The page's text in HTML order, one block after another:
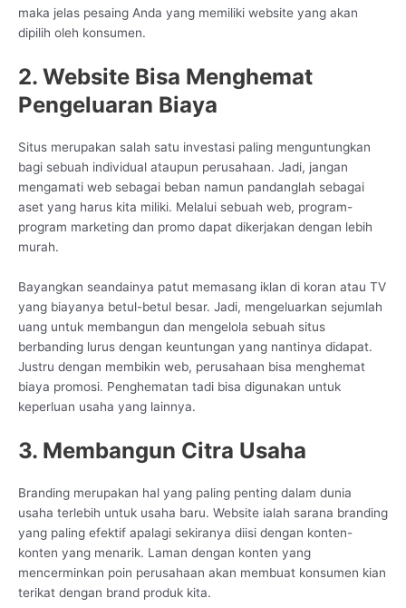
maka jelas pesaing Anda yang memiliki website yang akan
dipilih oleh konsumen.
2. Website Bisa Menghemat
Pengeluaran Biaya
Situs merupakan salah satu investasi paling menguntungkan
bagi sebuah individual ataupun perusahaan. Jadi, jangan
mengamati web sebagai beban namun pandanglah sebagai
aset yang harus kita miliki. Melalui sebuah web, program-
program marketing dan promo dapat dikerjakan dengan lebih
murah.
Bayangkan seandainya patut memasang iklan di koran atau TV
yang biayanya betul-betul besar. Jadi, mengeluarkan sejumlah
uang untuk membangun dan mengelola sebuah situs
berbanding lurus dengan keuntungan yang nantinya didapat.
Justru dengan membikin web, perusahaan bisa menghemat
biaya promosi. Penghematan tadi bisa digunakan untuk
keperluan usaha yang lainnya.
3. Membangun Citra Usaha
Branding merupakan hal yang paling penting dalam dunia
usaha terlebih untuk usaha baru. Website ialah sarana branding
yang paling efektif apalagi sekiranya diisi dengan konten-
konten yang menarik. Laman dengan konten yang
mencerminkan poin perusahaan akan membuat konsumen kian
terikat dengan brand produk kita.